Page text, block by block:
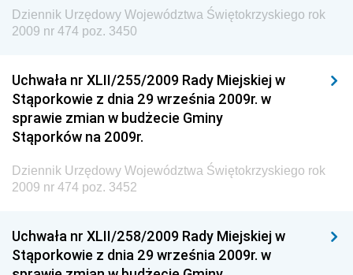
Dziennik Urzędowy Ministra Środowiska i Głównego
Inspektora Ochrony Środowiska
Dziennik Urzędowy Ministerstwa Kultury, Dziedzictwa
Narodowego i Sportu
Dziennik Urzędowy Ministra Finansów, Funduszy i
Dziennik Urzędowy Ministra Rozwoju, Pracy i
Dziennik Urzędowy Ministra Kultury, Dziedzictwa
Narodowego i Sportu
Dziennik Urzędowy Województwa Świętokrzyskiego rok
2009 nr 474 poz. 3450
Uchwała nr XLII/255/2009 Rady Miejskiej w
Stąporkowie z dnia 29 września 2009r. w
sprawie zmian w budżecie Gminy
Stąporków na 2009r.
Dziennik Urzędowy Województwa Świętokrzyskiego rok
2009 nr 474 poz. 3452
Uchwała nr XLII/258/2009 Rady Miejskiej w
Stąporkowie z dnia 29 września 2009r. w